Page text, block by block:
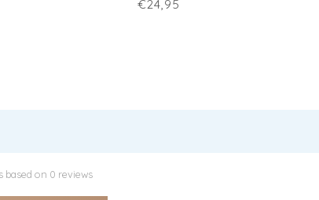
€24,95
based on 0 reviews